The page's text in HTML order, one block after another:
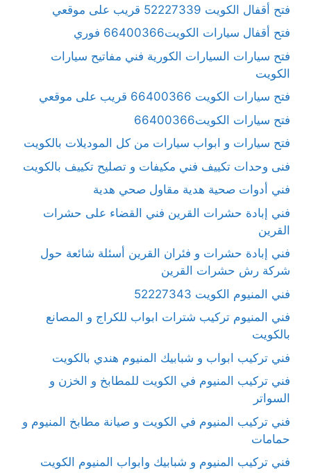
فتح أقفال الكويت 52227339 قريب على موقعي
فتح أقفال سيارات الكويت66400366 فوري
فتح سيارات السيارات الكورية فني مفاتيح سيارات
الكويت
فتح سيارات الكويت 66400366 قريب على موقعي
فتح سيارات الكويت66400366
فتح سيارات و ابواب سيارات من كل الموديلات بالكويت
فنى وحدات تكييف فني مكيفات و تصليح تكييف بالكويت
فني أدوات صحية هدية مقاول صحي هدية
فني إبادة حشرات القرين فني القضاء على حشرات
القرين
فني إبادة حشرات و فئران القرين أسئلة شائعة حول
شركة رش حشرات القرين
فني المنيوم الكويت 52227343
فني المنيوم تركيب شترات ابواب للكراج و المصانع
بالكويت
فني تركيب ابواب و شبابيك المنيوم هندي بالكويت
فني تركيب المنيوم في الكويت للمطابخ و الخزن و
السواتر
فني تركيب المنيوم في الكويت و صيانة مطابخ المنيوم و
حمامات
فني تركيب المنيوم و شبابيك وابواب المنيوم الكويت